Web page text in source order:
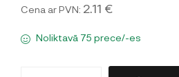
Cena ar PVN: 2.11 €
Noliktavā 75 prece/-es